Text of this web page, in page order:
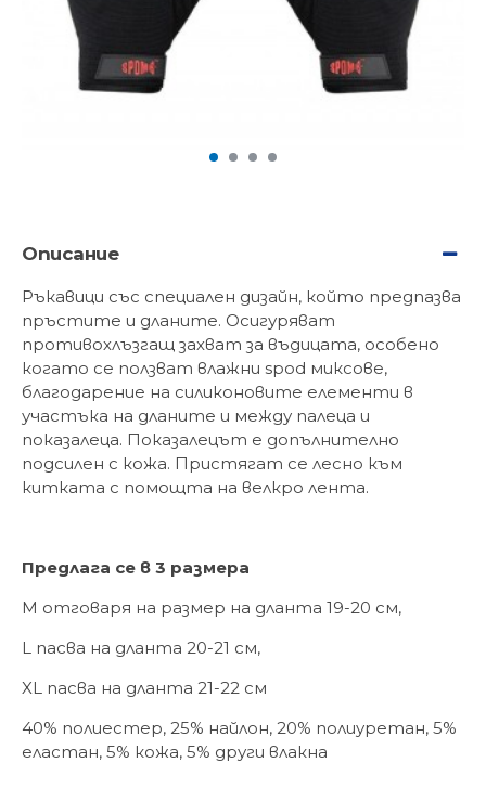
Описание
Ръкавици със специален дизайн, който предпазва
пръстите и дланите. Осигуряват
противохлъзгащ захват за въдицата, особено
когато се ползват влажни spod миксове,
благодарение на силиконовите елементи в
участъка на дланите и между палеца и
показалеца. Показалецът е допълнително
подсилен с кожа. Пристягат се лесно към
китката с помощта на велкро лента.
Предлага се в 3 размера
M отговаря на размер на дланта 19-20 см,
L пасва на дланта 20-21 см,
XL пасва на дланта 21-22 см
40% полиестер, 25% найлон, 20% полиуретан, 5%
еластан, 5% кожа, 5% други влакна